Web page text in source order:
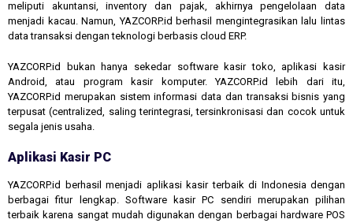
meliputi akuntansi, inventory dan pajak, akhirnya pengelolaan data
menjadi kacau. Namun, YAZCORP.id berhasil mengintegrasikan lalu lintas
data transaksi dengan teknologi berbasis cloud ERP.
YAZCORP.id bukan hanya sekedar software kasir toko, aplikasi kasir
Android, atau program kasir komputer. YAZCORP.id lebih dari itu,
YAZCORP.id merupakan sistem informasi data dan transaksi bisnis yang
terpusat (centralized, saling terintegrasi, tersinkronisasi dan cocok untuk
segala jenis usaha.
Aplikasi Kasir PC
YAZCORP.id berhasil menjadi aplikasi kasir terbaik di Indonesia dengan
berbagai fitur lengkap. Software kasir PC sendiri merupakan pilihan
terbaik karena sangat mudah digunakan dengan berbagai hardware POS